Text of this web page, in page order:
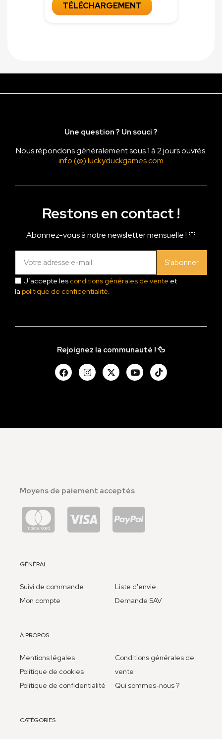
TÉLÉCHARGEMENT
Une question ? Un souci ?
Nous répondons généralement sous 1 à 2 jours ouvrés.
info (@) luckyduckgames.com
Restons en contact !
Abonnez-vous à notre newsletter mensuelle ! 💛
S’abonner
J’accepte les conditions générales de vente et
la politique de confidentialité.
Rejoignez la communauté ! 🦆
Moyens de paiement acceptés
GÉNÉRAL
Suivi de commande
Mon compte
Liste d'envie
Demande SAV
À PROPOS
Mentions légales
Politique de cookies
Politique de confidentialité
Conditions générales de
vente
Qui sommes-nous ?
CATÉGORIES